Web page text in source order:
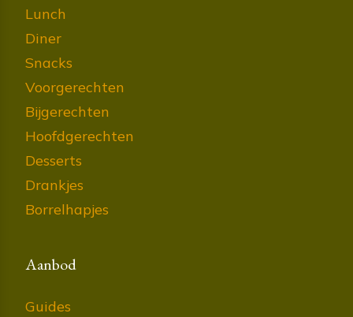
Lunch
Diner
Snacks
Voorgerechten
Bijgerechten
Hoofdgerechten
Desserts
Drankjes
Borrelhapjes
Aanbod
Guides